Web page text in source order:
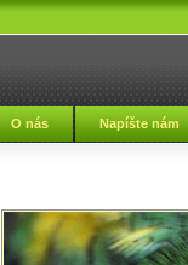
O nás Napíšte nám